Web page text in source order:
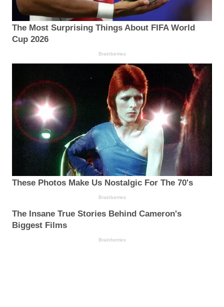
The Most Surprising Things About FIFA World
Cup 2026
Brainberries
These Photos Make Us Nostalgic For The 70's
Brainberries
The Insane True Stories Behind Cameron's
Biggest Films
Brainberries